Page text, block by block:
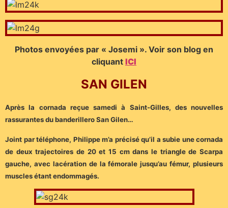
Photos envoyées par « Josemi ». Voir son blog en
cliquant ICI
SAN GILEN
Après la cornada reçue samedi à Saint-Gilles, des nouvelles
rassurantes du banderillero San Gilen…
Joint par téléphone, Philippe m’a précisé qu’il a subie une cornada
de deux trajectoires de 20 et 15 cm dans le triangle de Scarpa
gauche, avec lacération de la fémorale jusqu’au fémur, plusieurs
muscles étant endommagés.